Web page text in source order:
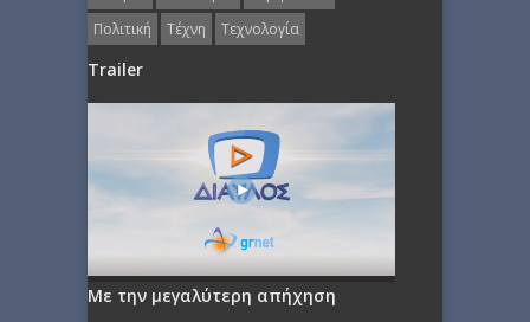
Πολιτική
Τέχνη Τεχνολογία
Trailer
Με την μεγαλύτερη απήχηση